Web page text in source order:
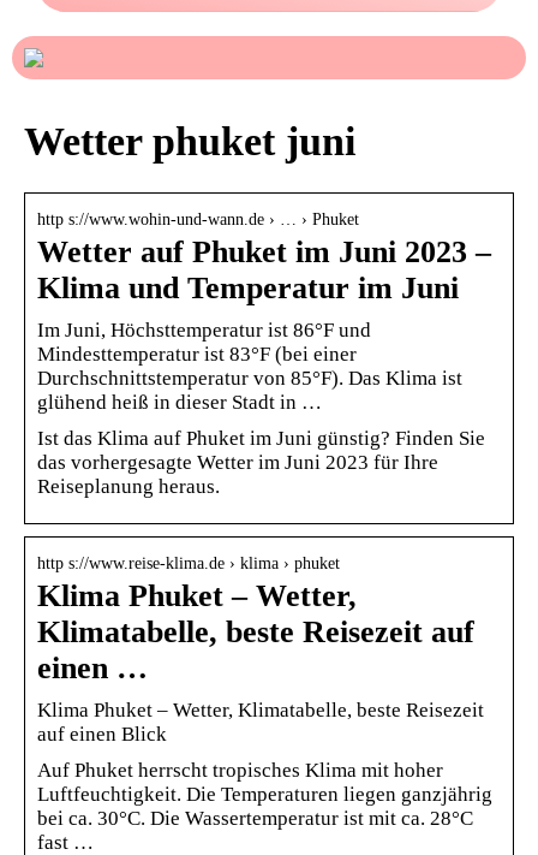
Wetter phuket juni
http s://www.wohin-und-wann.de › … › Phuket
Wetter auf Phuket im Juni 2023 –
Klima und Temperatur im Juni
Im Juni, Höchsttemperatur ist 86°F und
Mindesttemperatur ist 83°F (bei einer
Durchschnittstemperatur von 85°F). Das Klima ist
glühend heiß in dieser Stadt in …
Ist das Klima auf Phuket im Juni günstig? Finden Sie
das vorhergesagte Wetter im Juni 2023 für Ihre
Reiseplanung heraus.
http s://www.reise-klima.de › klima › phuket
Klima Phuket – Wetter,
Klimatabelle, beste Reisezeit auf
einen …
Klima Phuket – Wetter, Klimatabelle, beste Reisezeit
auf einen Blick
Auf Phuket herrscht tropisches Klima mit hoher
Luftfeuchtigkeit. Die Temperaturen liegen ganzjährig
bei ca. 30°C. Die Wassertemperatur ist mit ca. 28°C
fast …